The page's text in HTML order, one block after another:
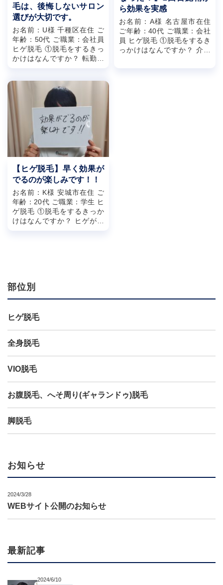
毛は、後悔しないサロン
選びが大切です。
お名前：U様 千種区在住 ご
年齢：50代 ご職業：会社員
ヒゲ脱毛 ①脱毛をするきっ
かけはなんですか？ 転勤で
ら効果を実感
お名前：A様 名古屋市在住
ご年齢：40代 ご職業：会社
員 ヒゲ脱毛 ①脱毛をするき
っかけはなんですか？ 介護
【ヒゲ脱毛】早く効果が
でるのが楽しみです！！
お名前：K様 安城市在住 ご
年齢：20代 ご職業：学生 ヒ
ゲ脱毛 ①脱毛をするきっか
けはなんですか？ ヒゲが最
部位別
ヒゲ脱毛
全身脱毛
VIO脱毛
お腹脱毛、へそ周り(ギャランドゥ)脱毛
脚脱毛
お知らせ
2024/3/28
WEBサイト公開のお知らせ
最新記事
2024/6/10